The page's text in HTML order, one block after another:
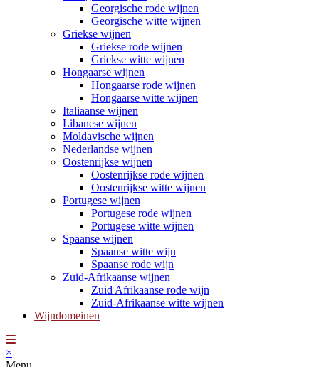
Georgische rode wijnen
Georgische witte wijnen
Griekse wijnen
Griekse rode wijnen
Griekse witte wijnen
Hongaarse wijnen
Hongaarse rode wijnen
Hongaarse witte wijnen
Italiaanse wijnen
Libanese wijnen
Moldavische wijnen
Nederlandse wijnen
Oostenrijkse wijnen
Oostenrijkse rode wijnen
Oostenrijkse witte wijnen
Portugese wijnen
Portugese rode wijnen
Portugese witte wijnen
Spaanse wijnen
Spaanse witte wijn
Spaanse rode wijn
Zuid-Afrikaanse wijnen
Zuid Afrikaanse rode wijn
Zuid-Afrikaanse witte wijnen
Wijndomeinen
×